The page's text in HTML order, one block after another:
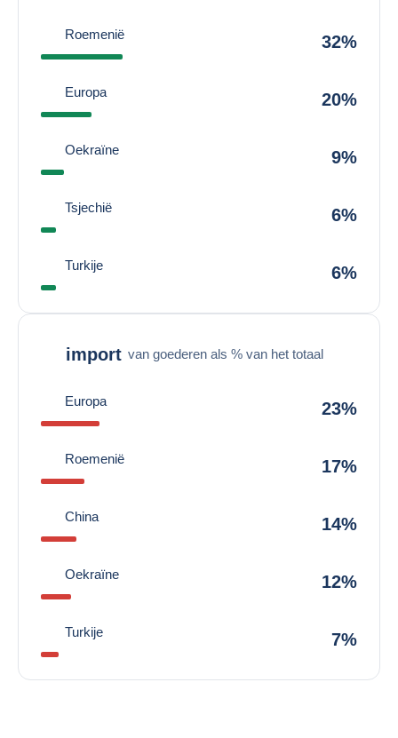
Roemenië 32%
Europa 20%
Oekraïne 9%
Tsjechië 6%
Turkije 6%
import van goederen als % van het totaal
Europa 23%
Roemenië 17%
China 14%
Oekraïne 12%
Turkije 7%